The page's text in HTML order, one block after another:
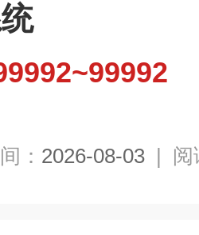
： 2026-08-03 | 阅